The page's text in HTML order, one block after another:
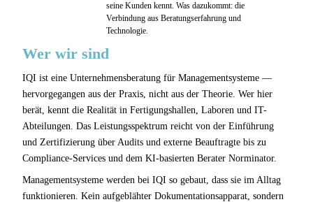
seine Kunden kennt. Was dazukommt: die
Verbindung aus Beratungserfahrung und
Technologie.
Wer wir sind
IQI ist eine Unternehmensberatung für Managementsysteme —
hervorgegangen aus der Praxis, nicht aus der Theorie. Wer hier
berät, kennt die Realität in Fertigungshallen, Laboren und IT-
Abteilungen. Das Leistungsspektrum reicht von der Einführung
und Zertifizierung über Audits und externe Beauftragte bis zu
Compliance-Services und dem KI-basierten Berater Norminator.
Managementsysteme werden bei IQI so gebaut, dass sie im Alltag
funktionieren. Kein aufgeblähter Dokumentationsapparat, sondern